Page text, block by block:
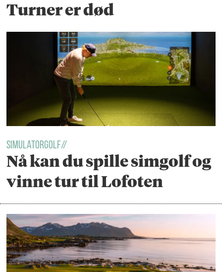
Turner er død
SIMULATORGOLF//
Nå kan du spille simgolf og
vinne tur til Lofoten